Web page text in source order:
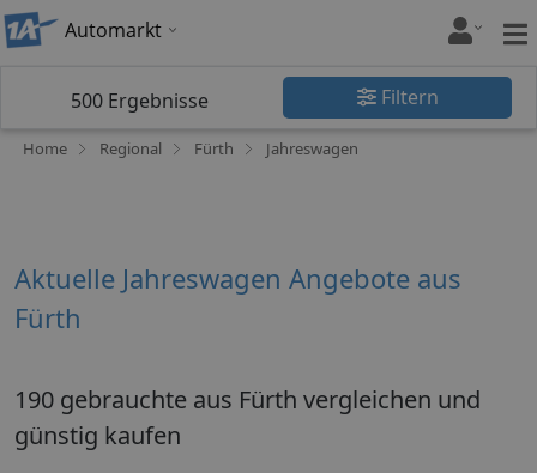
Automarkt
500 Ergebnisse Filtern
Home Regional Fürth Jahreswagen
Aktuelle Jahreswagen Angebote aus
Fürth
190 gebrauchte aus Fürth vergleichen und
günstig kaufen